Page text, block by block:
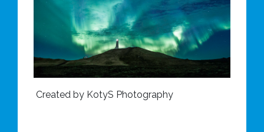
Created by KotyS Photography